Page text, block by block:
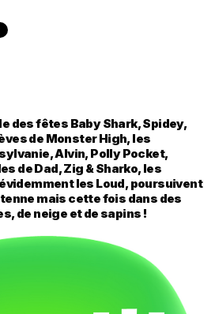
des fêtes Baby Shark, Spidey,
de Monster High, les
Alvin, Polly Pocket,
de Dad, Zig & Sharko, les
les Loud, poursuivent
mais cette fois dans des
de neige et de sapins !